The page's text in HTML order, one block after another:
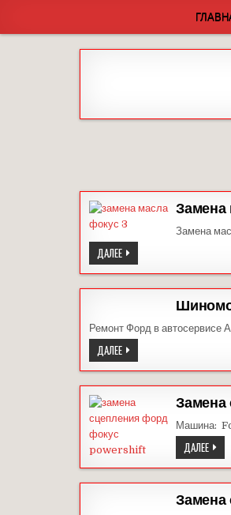
content
Замена
Замена
ДАЛЕЕЗАМЕНА
МАСЛА
В
ФОРД
Ремонт Форд в автосервисе
ДАЛЕЕШИНОМОНТАЖ
ФОРД
Замена
Машина:
ДАЛЕЕЗАМЕНА
Замена